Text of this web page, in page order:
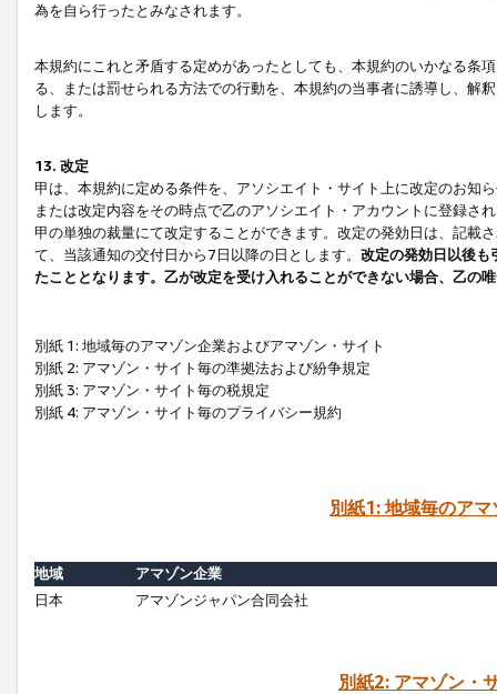
為を自ら行ったとみなされます。
本規約にこれと矛盾する定めがあったとしても、本規約のいかなる条
る、または罰せられる方法での行動を、本規約の当事者に誘導し、解
します。
13. 改定
甲は、本規約に定める条件を、アソシエイト・サイト上に改定のお知
または改定内容をその時点で乙のアソシエイト・アカウントに登録さ
甲の単独の裁量にて改定することができます。改定の発効日は、記載
て、当該通知の交付日から7日以降の日とします。 改定の発効日以後も
たこととなります。乙が改定を受け入れることができない場合、乙の
別紙 1: 地域毎のアマゾン企業およびアマゾン・サイト
別紙 2: アマゾン・サイト毎の準拠法および紛争規定
別紙 3: アマゾン・サイト毎の税規定
別紙 4: アマゾン・サイト毎のプライバシー規約
別紙1: 地域毎のア
地域
アマゾン企業
日本
アマゾンジャパン合同会社
別紙2: アマゾン・